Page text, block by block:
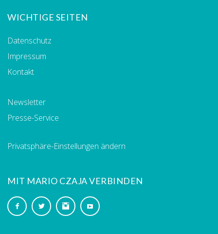
WICHTIGE SEITEN
Datenschutz
Impressum
Kontakt
Newsletter
Presse-Service
Privatsphäre-Einstellungen ändern
MIT MARIO CZAJA VERBINDEN